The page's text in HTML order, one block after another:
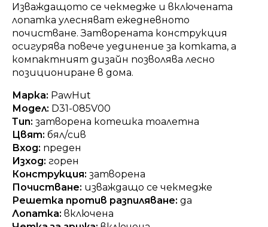
Изваждащото се чекмедже и включената
лопатка улесняват ежедневното
почистване. Затворената конструкция
осигурява повече уединение за котката, а
компактният дизайн позволява лесно
позициониране в дома.
Марка: PawHut
Модел: D31-085V00
Тип: затворена котешка тоалетна
Цвят: бял/сив
Вход: преден
Изход: горен
Конструкция: затворена
Почистване: изваждащо се чекмедже
Решетка против разпиляване: да
Лопатка: включена